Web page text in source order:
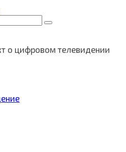
о цифровом телевидении